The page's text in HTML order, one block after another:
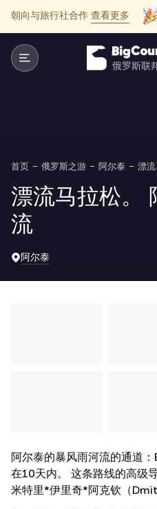
朝向与旅行社合作 查看更多
首页 俄罗斯之游 阿尔泰 漂
漂流马拉松。
流
阿尔泰
阿尔泰的暴风雨河流的通道
在10天内。 这条路线的高级
米特里*伊里奇*阿克钦（